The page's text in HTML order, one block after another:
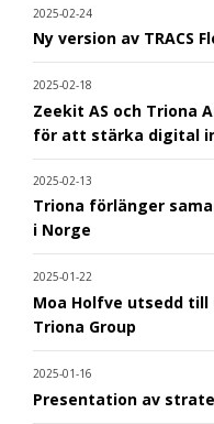
2025-02-24
Ny version av TRACS
2025-02-18
Zeekit AS och Triona
för att stärka digital
2025-02-13
Triona förlänger
i Norge
2025-01-22
Moa Holfve utsedd
Triona Group
2025-01-16
Presentation av